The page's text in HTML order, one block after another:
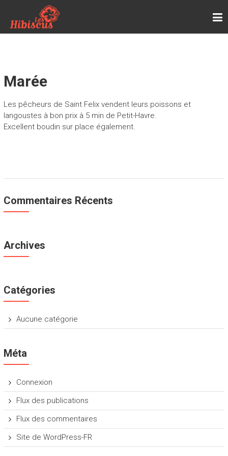
content
LES HIBISCUS
Page d'accueil de la location de vacances, les
Hibiscus, chez Renée, à Petit-Havre, en
Marée
Les pêcheurs de Saint Felix vendent leurs poissons et
langoustes à bon prix à 5 min de Petit-Havre.
Excellent boudin sur place également.
Commentaires Récents
Archives
Catégories
Aucune catégorie
Méta
Connexion
Flux des publications
Flux des commentaires
Site de WordPress-FR